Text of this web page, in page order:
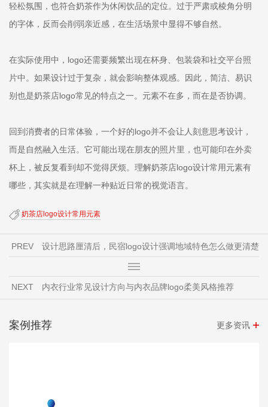
轻松氛围，也符合奶茶作为休闲饮品的定位。过于严肃或棱角分明
的字体，反而会削弱亲近感，在生活场景中显得不够自然。
在实际使用中，logo还需要频繁出现在杯身、包装袋和社交平台照
片中。如果设计过于复杂，就会影响整体观感。因此，简洁、易识
别也是奶茶店logo常见的特点之一。元素不在多，而在是否协调。
回到消费者的日常体验，一个好的logo并不会让人刻意思考设计，
而是自然融入生活。它可能出现在朋友的照片里，也可能印在外卖
杯上，被反复看到却不觉得厌烦。理解奶茶店logo设计常用元素有
哪些，其实就是在理解一种贴近日常的视觉语言。
奶茶店logo设计常用元素
PREV 设计思路厘清后，民宿logo设计强调地域特色怎么做更清楚
NEXT 内衣行业常见设计方向与内衣品牌logo柔美风格推荐
案例推荐 更多资讯